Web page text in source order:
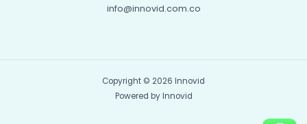
info@innovid.com.co
Copyright © 2026 Innovid
Powered by Innovid